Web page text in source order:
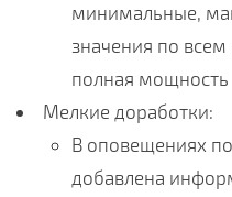
минимальные,
значения по
полная мощность
Мелкие доработки:
В оповещениях
добавлена